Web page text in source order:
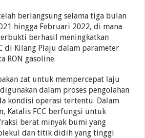
berlangsung selama tiga bulan
hingga Februari 2022, di mana
berhasil meningkatkan
di Kilang Plaju dalam parameter
RON gasoline.
zat untuk mempercepat laju
dalam proses pengolahan
kondisi operasi tertentu. Dalam
Katalis FCC berfungsi untuk
berat minyak bumi yang
dan titik didih yang tinggi